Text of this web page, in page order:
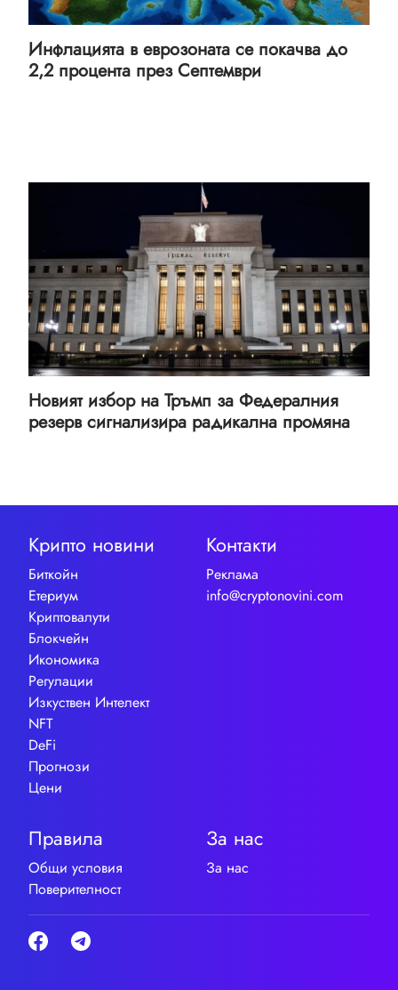
Инфлацията в еврозоната се покачва до
2,2 процента през Септември
Новият избор на Тръмп за Федералния
резерв сигнализира радикална промяна
Крипто новини
Биткойн
Етериум
Криптовалути
Блокчейн
Икономика
Регулации
Изкуствен Интелект
NFT
DeFi
Прогнози
Цени
Контакти
Реклама
info@cryptonovini.com
Правила
Общи условия
Поверителност
За нас
За нас